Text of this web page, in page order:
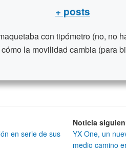
+ posts
con tipómetro (no, no
la movilidad cambia (para
en serie de sus
Noticia
YX One, un
medio camino